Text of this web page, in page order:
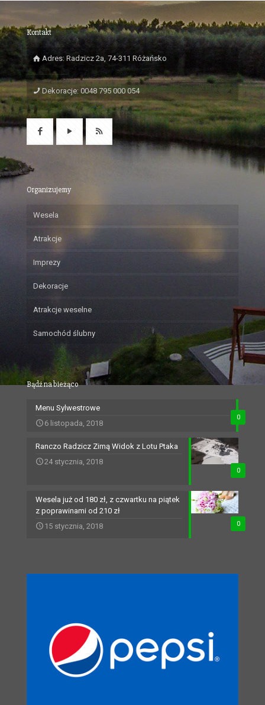
Kontakt
Adres: Radzicz 2a, 74-311 Różańsko
Dekoracje: 0048 795 000 054
Organizujemy
Wesela
Atrakcje
Imprezy
Dekoracje
Atrakcje weselne
Samochód ślubny
Bądź na bieżąco
0
Menu Sylwestrowe
6 listopada, 2018
0
Ranczo Radzicz Zimą Widok z Lotu Ptaka
24 stycznia, 2018
0
Wesela już od 180 zł, z czwartku na piątek
z poprawinami od 210 zł
15 stycznia, 2018